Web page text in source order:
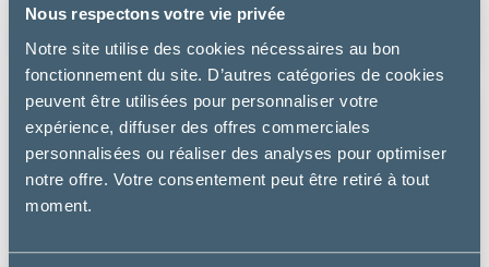
Nous respectons votre vie privée
Notre site utilise des cookies nécessaires au bon
fonctionnement du site. D’autres catégories de cookies
peuvent être utilisées pour personnaliser votre
expérience, diffuser des offres commerciales
personnalisées ou réaliser des analyses pour optimiser
notre offre. Votre consentement peut être retiré à tout
moment.
à partir de